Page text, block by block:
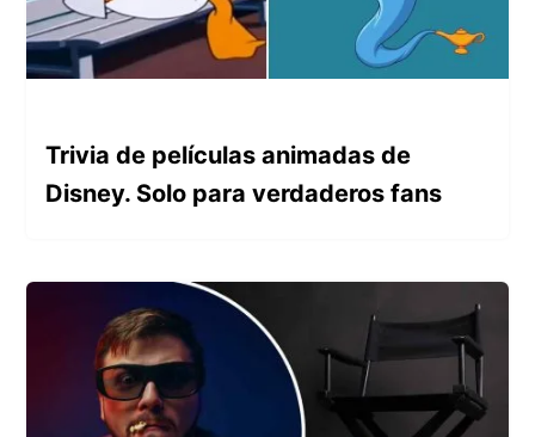
Trivia de películas animadas de
Disney. Solo para verdaderos fans